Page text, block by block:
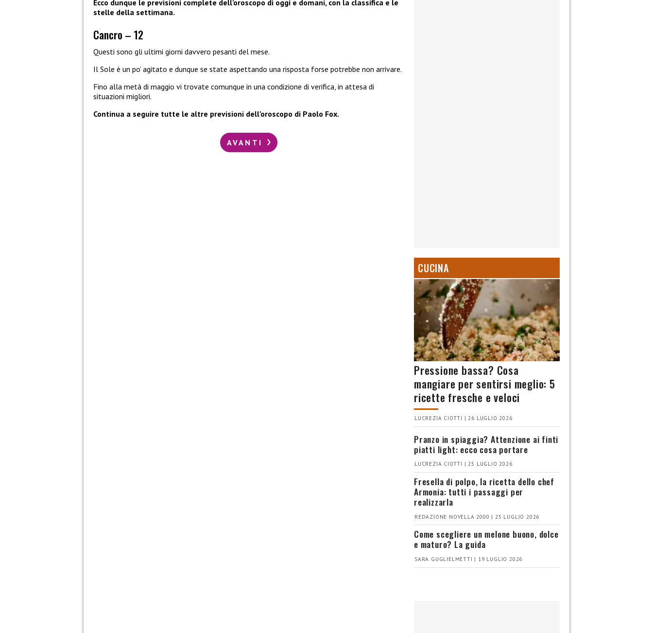
Ecco dunque le previsioni complete dell’oroscopo di oggi e domani, con la classifica e le
stelle della settimana.
Cancro – 12
Questi sono gli ultimi giorni davvero pesanti del mese.
Il Sole è un po’ agitato e dunque se state aspettando una risposta forse potrebbe non arrivare.
Fino alla metà di maggio vi trovate comunque in una condizione di verifica, in attesa di
situazioni migliori.
Continua a seguire tutte le altre previsioni dell’oroscopo di Paolo Fox.
AVANTI
CUCINA
Pressione bassa? Cosa
mangiare per sentirsi meglio: 5
ricette fresche e veloci
LUCREZIA CIOTTI | 26 LUGLIO 2026
Pranzo in spiaggia? Attenzione ai finti
piatti light: ecco cosa portare
LUCREZIA CIOTTI | 25 LUGLIO 2026
Fresella di polpo, la ricetta dello chef
Armonia: tutti i passaggi per
realizzarla
REDAZIONE NOVELLA 2000 | 25 LUGLIO 2026
Come scegliere un melone buono, dolce
e maturo? La guida
SARA GUGLIELMETTI | 19 LUGLIO 2026